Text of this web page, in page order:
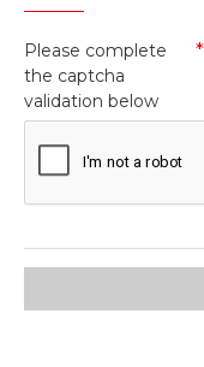
Please complete
the captcha
validation below